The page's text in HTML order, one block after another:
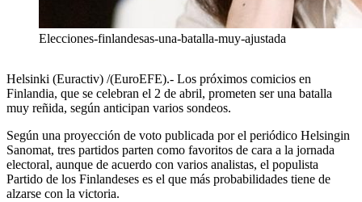
Elecciones-finlandesas-una-batalla-muy-ajustada
Helsinki (Euractiv) /(EuroEFE).- Los próximos comicios en
Finlandia, que se celebran el 2 de abril, prometen ser una batalla
muy reñida, según anticipan varios sondeos.
Según una proyección de voto publicada por el periódico Helsingin
Sanomat, tres partidos parten como favoritos de cara a la jornada
electoral, aunque de acuerdo con varios analistas, el populista
Partido de los Finlandeses es el que más probabilidades tiene de
alzarse con la victoria.